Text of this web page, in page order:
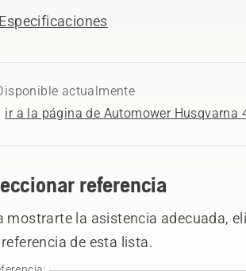
Especificaciones
actualmente
ir a la página de Automower Husqvarna
referencia
mostrarte la asistencia adecuada,
de esta lista.